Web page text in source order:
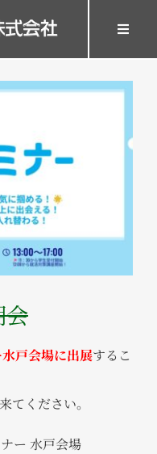
Toggle
会
戸会場に出展するこ
てください。
ー 水戸会場